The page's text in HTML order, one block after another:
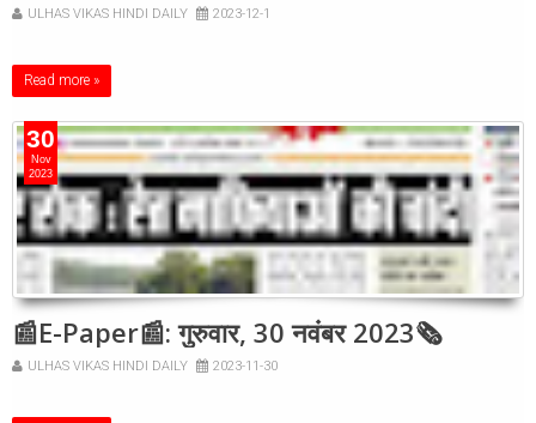
ULHAS VIKAS HINDI DAILY 2023-12-1
Read more »
30
Nov
2023
📰E-Paper📰: गुरुवार, 30 नवंबर 2023🗞
ULHAS VIKAS HINDI DAILY 2023-11-30